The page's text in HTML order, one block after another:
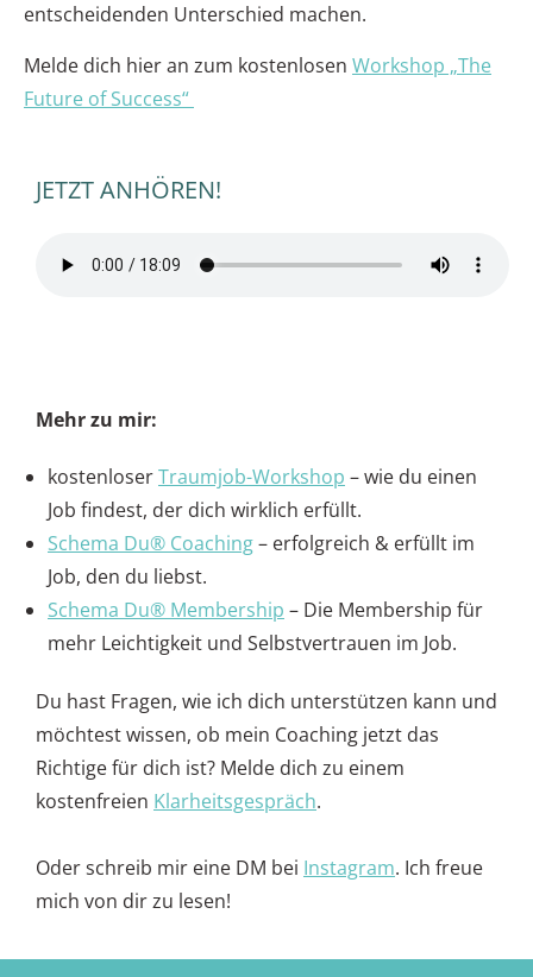
entscheidenden Unterschied machen.
Melde dich hier an zum kostenlosen Workshop „The
Future of Success“
JETZT ANHÖREN!
Mehr zu mir:
kostenloserTraumjob-Workshop – wie du einen
Job findest, der dich wirklich erfüllt.
Schema Du® Coaching– erfolgreich & erfüllt im
Job, den du liebst.
Schema Du® Membership – Die Membership für
mehr Leichtigkeit und Selbstvertrauen im Job.
Du hast Fragen, wie ich dich unterstützen kann und
möchtest wissen, ob mein Coaching jetzt das
Richtige für dich ist? Melde dich zu einem
kostenfreien Klarheitsgespräch.
Oder schreib mir eine DM bei Instagram. Ich freue
mich von dir zu lesen!